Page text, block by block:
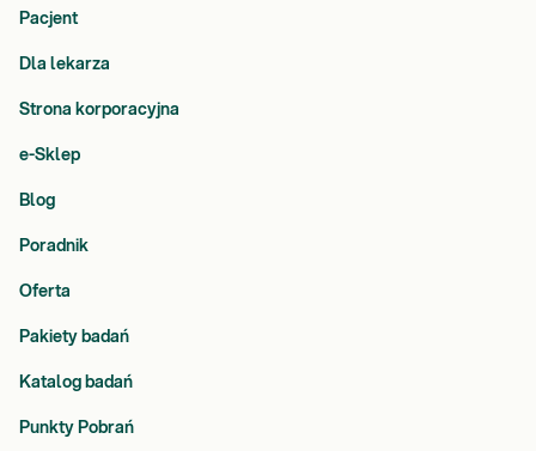
Pacjent
Dla lekarza
Strona korporacyjna
e-Sklep
Blog
Poradnik
Oferta
Pakiety badań
Katalog badań
Punkty Pobrań